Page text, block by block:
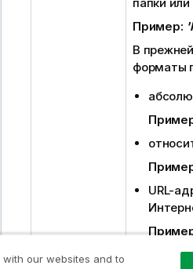
Пример:
В
форматы
URL-
our websites and to